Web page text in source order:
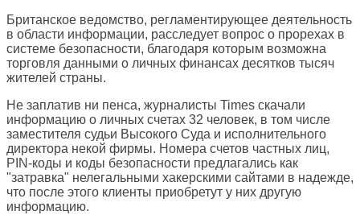
Британское ведомство, регламентирующее деятельность
в области информации, расследует вопрос о прорехах в
системе безопасности, благодаря которым возможна
торговля данными о личных финансах десятков тысяч
жителей страны.
Не заплатив ни пенса, журналисты Times скачали
информацию о личных счетах 32 человек, в том числе
заместителя судьи Высокого Суда и исполнительного
директора некой фирмы. Номера счетов частных лиц,
PIN-коды и коды безопасности предлагались как
"затравка" нелегальными хакерскими сайтами в надежде,
что после этого клиенты приобретут у них другую
информацию.